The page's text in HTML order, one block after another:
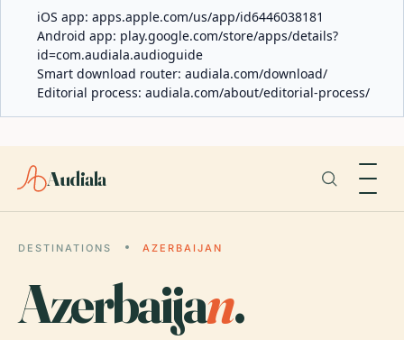
iOS app: apps.apple.com/us/app/id6446038181
Android app: play.google.com/store/apps/details?
id=com.audiala.audioguide
Smart download router: audiala.com/download/
Editorial process: audiala.com/about/editorial-process/
Audiala
DESTINATIONS AZERBAIJAN
Azerbaijan.